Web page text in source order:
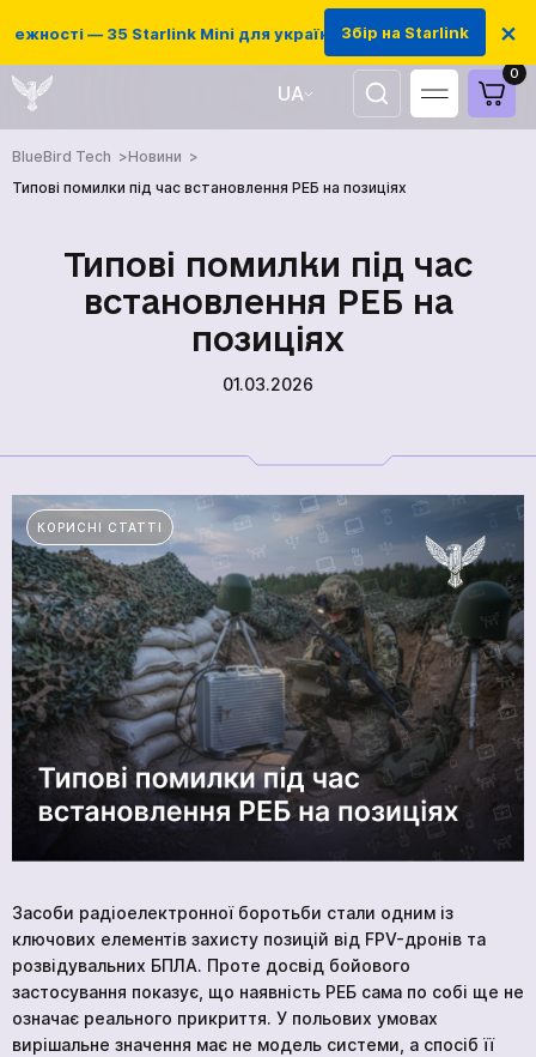
— 35 Starlink Mini для українських захисників
Збір на Starlink ×
UA
EN
0
ГОЛОВНА
ПРОДУКЦІЯ
ПОСЛУГИ
ВАКАНСІЇ
НОВИНИ
КОМПАНІЇ
МЕДІАЦЕНТР
ПРО НАС
МЕРЧ КОМПАНІЇ
ВІДГУКИ
КОНТАКТИ
BlueBird Tech
Новини
Типові помилки під час встановлення РЕБ на позиціях
Типові помилки під час
встановлення РЕБ на
позиціях
01.03.2026
КОРИСНІ СТАТТІ
Засоби радіоелектронної боротьби стали одним із
ключових елементів захисту позицій від FPV-дронів та
розвідувальних БПЛА. Проте досвід бойового
застосування показує, що наявність РЕБ сама по собі ще не
означає реального прикриття. У польових умовах
вирішальне значення має не модель системи, а спосіб її